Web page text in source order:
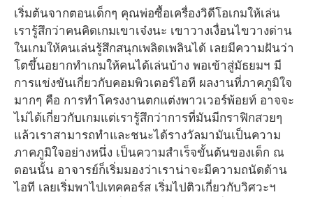
เริ่มต้นจากตอนเด็กๆ คุณพ่อซื้อเครื่องวิดีโอเกมให้เล่น
เรารู้สึกว่าคนคิดเกมเขาเจ๋งนะ เขาวางเงื่อนไขวางด่าน
ในเกมให้คนเล่นรู้สึกสนุกเพลิดเพลินได้ เลยมีความฝันว่า
โตขึ้นอยากทำเกมให้คนได้เล่นบ้าง พอเข้าสู่มัธยมฯ มี
การแข่งขันเกี่ยวกับคอมพิวเตอร์ไอที ผลงานที่ภาคภูมิใจ
มากๆ คือ การทำโครงงานตกแต่งพาวเวอร์พ้อยท์ อาจจะ
ไม่ได้เกี่ยวกับเกมแต่เรารู้สึกว่าการที่มันมีกราฟิกสวยๆ
แล้วเราสามารถทำและชนะได้รางวัลมามันเป็นความ
ภาคภูมิใจอย่างหนึ่ง เป็นความสำเร็จขั้นต้นของเด็ก ณ
ตอนนั้น อาจารย์ก็เริ่มมองว่าเราน่าจะมีความถนัดด้าน
ไอที เลยเริ่มพาไปเทคคอร์ส เริ่มไปติวเกี่ยวกับวิศวะฯ